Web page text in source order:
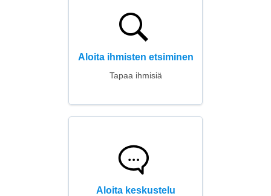
Aloita ihmisten etsiminen
Tapaa ihmisiä
Aloita keskustelu